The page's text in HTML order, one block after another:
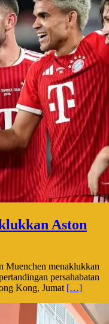
Aston
Muenchen menaklukkan
persahabatan
Kong, Jumat […]